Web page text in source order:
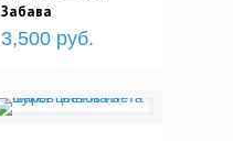
Забава
3,500 руб.